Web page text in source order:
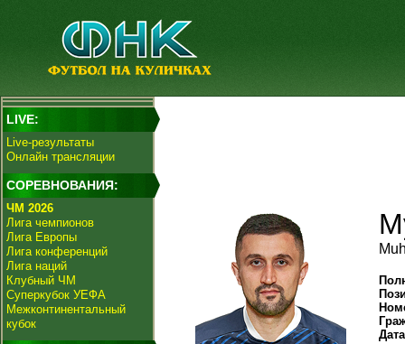
LIVE:
Live-результаты
Онлайн трансляции
СОРЕВНОВАНИЯ:
ЧМ 2026
Лига чемпионов
Лига Европы
Лига конференций
Лига наций
Клубный ЧМ
Суперкубок УЕФА
Межконтинентальный
кубок